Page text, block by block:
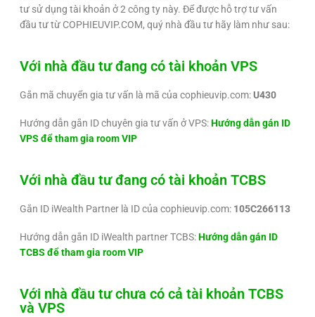
tư sử dụng tài khoản ở 2 công ty này. Để được hỗ trợ tư vấn
đầu tư từ COPHIEUVIP.COM, quý nhà đầu tư hãy làm như sau:
Với nhà đầu tư đang có tài khoản VPS
Gắn mã chuyển gia tư vấn là mã của cophieuvip.com:U430
Hướng dẫn gắn ID chuyên gia tư vấn ở VPS:Hướng dẫn gán ID
VPS để tham gia room VIP
Với nhà đầu tư đang có tài khoản TCBS
Gắn ID iWealth Partner là ID của cophieuvip.com: 105C266113
Hướng dẫn gắn ID iWealth partner TCBS:Hướng dẫn gán ID
TCBS để tham gia room VIP
Với nhà đầu tư chưa có cả tài khoản TCBS
và VPS